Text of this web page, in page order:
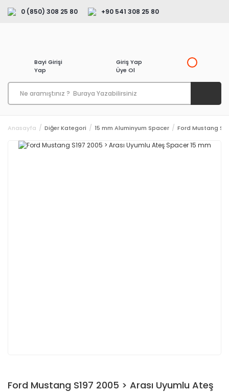
0 (850) 308 25 80 +90 541 308 25 80
Bayi Girişi
Yap
Giriş Yap
Üye Ol
Anasayfa Diğer Kategori 15 mm Aluminyum Spacer Ford Mustang
Ford Mustang S197 2005 > Arası Uyumlu Ateş